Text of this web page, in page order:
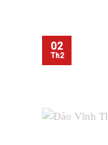
02
Th2